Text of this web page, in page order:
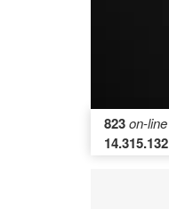
823on-line
14.315.132